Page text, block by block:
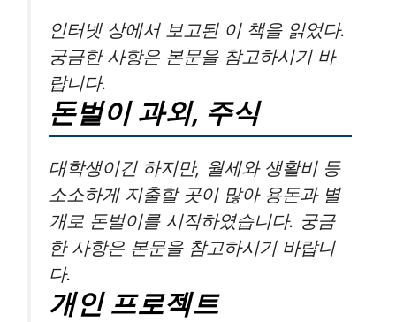
인터넷 상에서 보고된 이 책을 읽었다.
궁금한 사항은 본문을 참고하시기 바
랍니다.
돈벌이 과외, 주식
대학생이긴 하지만, 월세와 생활비 등
소소하게 지출할 곳이 많아 용돈과 별
개로 돈벌이를 시작하였습니다. 궁금
한 사항은 본문을 참고하시기 바랍니
다.
개인 프로젝트